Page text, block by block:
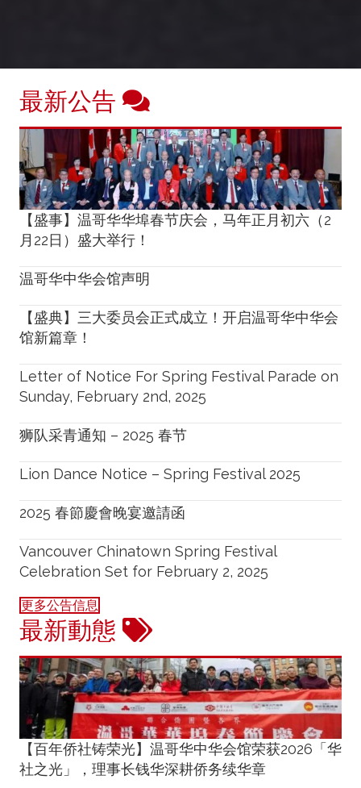
最新公告
【盛事】温哥华华埠春节庆会，马年正月初六（2
月22日）盛大举行！
温哥华中华会馆声明
【盛典】三大委员会正式成立！开启温哥华中华会
馆新篇章！
Letter of Notice For Spring Festival Parade on
Sunday, February 2nd, 2025
狮队采青通知 – 2025 春节
Lion Dance Notice – Spring Festival 2025
2025 春節慶會晚宴邀請函
Vancouver Chinatown Spring Festival
Celebration Set for February 2, 2025
更多公告信息
最新動態
【百年侨社铸荣光】温哥华中华会馆荣获2026「华
社之光」，理事长钱华深耕侨务续华章